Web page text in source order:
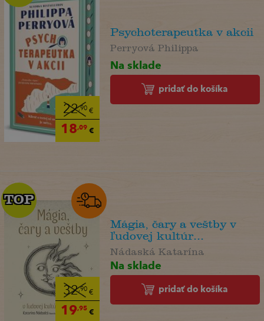
22,90€
18,09€
Psychoterapeutka v akcii
Perryová Philippa
Na sklade
pridať do košíka
32,90€
19,95€
TOP
TOP
Mágia, čary a veštby v
ľudovej kultúr...
Nádaská Katarína
Na sklade
pridať do košíka